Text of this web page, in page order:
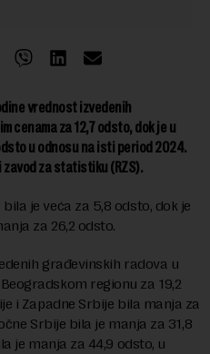
vrednost izvedenih
cenama za 12,7 odsto, dok je u
u odnosu na isti period 2024.
za statistiku (RZS).
je veća za 5,8 odsto, dok je
za 26,2 odsto.
građevinskih radova u
regionu za 19,2
i Zapadne Srbije bila manja za
Srbije bila je manja za 31,8
je manja za 44,9 odsto, u